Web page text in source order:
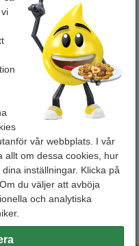
vår webbplats. I vår
allt om dessa cookies, hur
inställningar. Klicka på
du väljer att avböja
och analytiska
ark